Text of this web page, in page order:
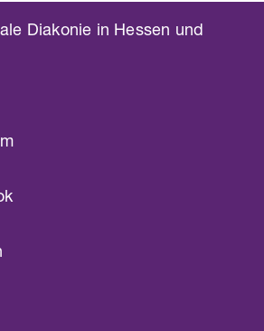
Diakonie in Hessen und